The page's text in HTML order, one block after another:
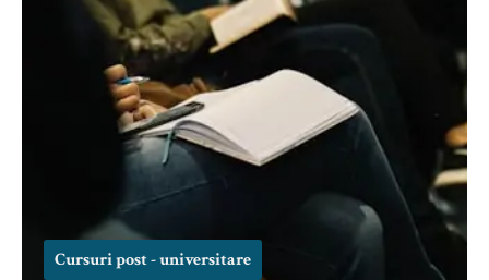
Cursuri post - universitare